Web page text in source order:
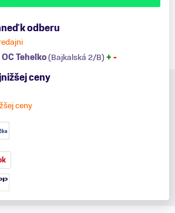
k odberu
Tehelko(Bajkalská 2/B) + -
ceny
ceny